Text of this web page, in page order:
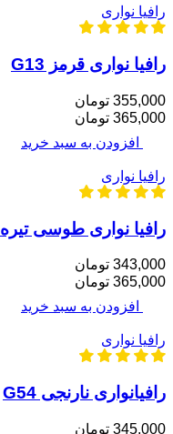
رافیا نواری
رافیا نواری قرمز G13
355,000 تومان
365,000 تومان
افزودن به سبد خرید
رافیا نواری
رافیا نواری طوسی تیره64
343,000 تومان
365,000 تومان
افزودن به سبد خرید
رافیا نواری
رافیانواری نارنجی G54
345,000 تومان